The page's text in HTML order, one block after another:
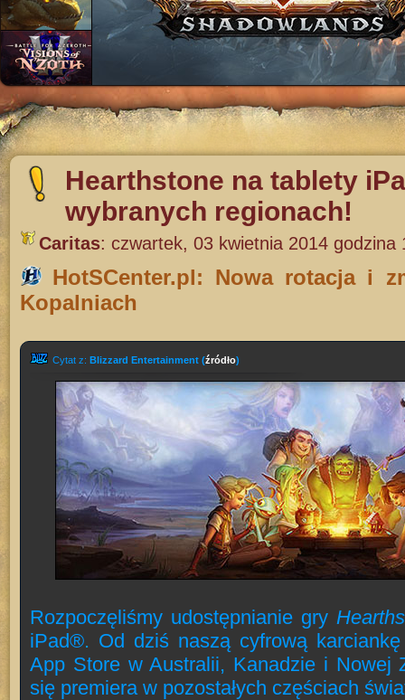
Hearthstone na tablety
wybranych regionach!
Caritas: czwartek, 03 kwietnia 2014 godzina
HotSCenter.pl: Nowa rotacja i
Kopalniach
Cytat z: Blizzard Entertainment (źródło)
Rozpoczęliśmy udostępnianie gry
iPad®. Od dziś naszą cyfrową
App Store w Australii, Kanadzie i Nowej
się premiera w pozostałych częściach